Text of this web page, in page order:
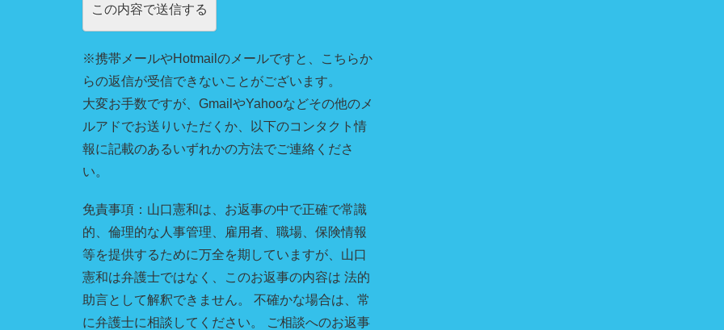
※携帯メールやHotmailのメールですと、こちらか
らの返信が受信できないことがございます。
大変お手数ですが、GmailやYahooなどその他のメ
ルアドでお送りいただくか、以下のコンタクト情
報に記載のあるいずれかの方法でご連絡くださ
い。
免責事項：山口憲和は、お返事の中で正確で常識
的、倫理的な人事管理、雇用者、職場、保険情報
等を提供するために万全を期していますが、山口
憲和は弁護士ではなく、このお返事の内容は 法的
助言として解釈できません。 不確かな場合は、常
に弁護士に相談してください。 ご相談へのお返事